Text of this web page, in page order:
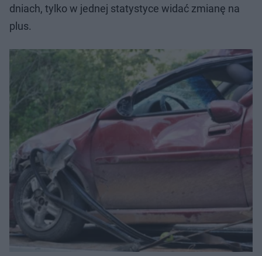
dniach, tylko w jednej statystyce widać zmianę na
plus.